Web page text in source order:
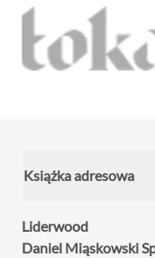
Książka adresowa
Liderwood
Daniel Miąskowski